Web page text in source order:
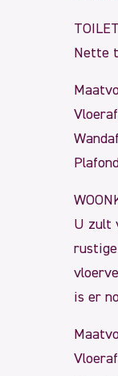
TOILET
Nette
U zult
is er